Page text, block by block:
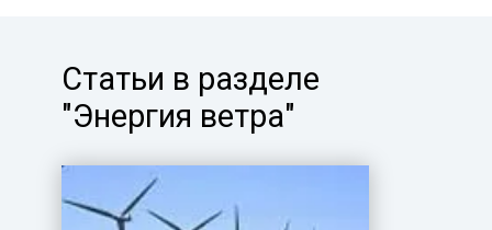
Статьи в разделе
"Энергия ветра"